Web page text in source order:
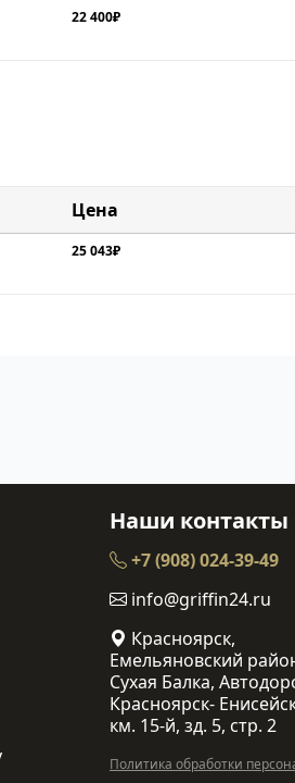
22 400₽
Цена
25 043₽
Наши контакты
+7 (908) 024-39-49
info@griffin24.ru
Красноярск,
Емельяновский
Сухая Балка,
Красноярск-
км. 15-й, зд. 5, стр. 2
Политика обработки